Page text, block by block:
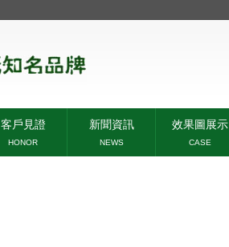
客戶見證
HONOR
新聞資訊
NEWS
效果圖展示
CASE